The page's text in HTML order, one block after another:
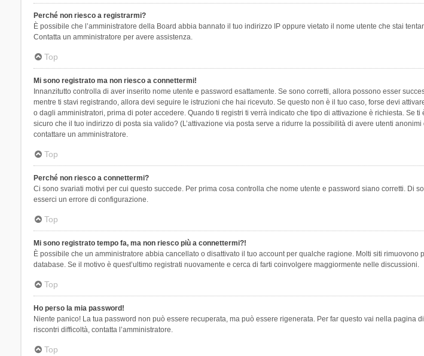
Perché non riesco a registrarmi?
È possibile che l’amministratore della Board abbia bannato il tuo indirizzo IP oppure vietato il nome utente che stai
Contatta un amministratore per avere assistenza.
Top
Mi sono registrato ma non riesco a connettermi!
Innanzitutto controlla di aver inserito nome utente e password esattamente. Se sono corretti, allora possono esser
mentre ti stavi registrando, allora devi seguire le istruzioni che hai ricevuto. Se questo non è il tuo caso, forse devi
o dagli amministratori, prima di poter accedere. Quando ti registri ti verrà indicato che tipo di attivazione è richiesta.
sicuro che il tuo indirizzo di posta sia valido? (L’attivazione via posta serve a ridurre la possibilità di avere utenti
contattare un amministratore.
Top
Perché non riesco a connettermi?
Ci sono svariati motivi per cui questo succede. Per prima cosa controlla che nome utente e password siano corretti. Di
esserci un errore di configurazione.
Top
Mi sono registrato tempo fa, ma non riesco più a connettermi?!
È possibile che un amministratore abbia cancellato o disattivato il tuo account per qualche ragione. Molti siti
database. Se il motivo è quest’ultimo registrati nuovamente e cerca di farti coinvolgere maggiormente nelle discussioni.
Top
Ho perso la mia password!
Niente panico! La tua password non può essere recuperata, ma può essere rigenerata. Per far questo vai nella pagina
riscontri difficoltà, contatta l’amministratore.
Top